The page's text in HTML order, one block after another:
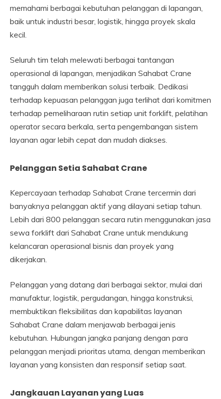
memahami berbagai kebutuhan pelanggan di lapangan,
baik untuk industri besar, logistik, hingga proyek skala
kecil.
Seluruh tim telah melewati berbagai tantangan
operasional di lapangan, menjadikan Sahabat Crane
tangguh dalam memberikan solusi terbaik. Dedikasi
terhadap kepuasan pelanggan juga terlihat dari komitmen
terhadap pemeliharaan rutin setiap unit forklift, pelatihan
operator secara berkala, serta pengembangan sistem
layanan agar lebih cepat dan mudah diakses.
Pelanggan Setia Sahabat Crane
Kepercayaan terhadap Sahabat Crane tercermin dari
banyaknya pelanggan aktif yang dilayani setiap tahun.
Lebih dari 800 pelanggan secara rutin menggunakan jasa
sewa forklift dari Sahabat Crane untuk mendukung
kelancaran operasional bisnis dan proyek yang
dikerjakan.
Pelanggan yang datang dari berbagai sektor, mulai dari
manufaktur, logistik, pergudangan, hingga konstruksi,
membuktikan fleksibilitas dan kapabilitas layanan
Sahabat Crane dalam menjawab berbagai jenis
kebutuhan. Hubungan jangka panjang dengan para
pelanggan menjadi prioritas utama, dengan memberikan
layanan yang konsisten dan responsif setiap saat.
Jangkauan Layanan yang Luas